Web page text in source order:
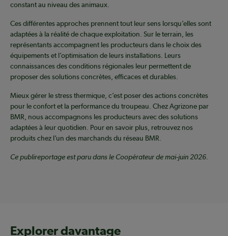
constant au niveau des animaux.
Ces différentes approches prennent tout leur sens lorsqu’elles sont
adaptées à la réalité de chaque exploitation. Sur le terrain, les
représentants accompagnent les producteurs dans le choix des
équipements et l’optimisation de leurs installations. Leurs
connaissances des conditions régionales leur permettent de
proposer des solutions concrètes, efficaces et durables.
Mieux gérer le stress thermique, c’est poser des actions concrètes
pour le confort et la performance du troupeau. Chez Agrizone par
BMR, nous accompagnons les producteurs avec des solutions
adaptées à leur quotidien. Pour en savoir plus, retrouvez nos
produits chez l’un des marchands du réseau BMR.
Ce publireportage est paru dans le Coopérateur de mai-juin 2026.
Explorer davantage